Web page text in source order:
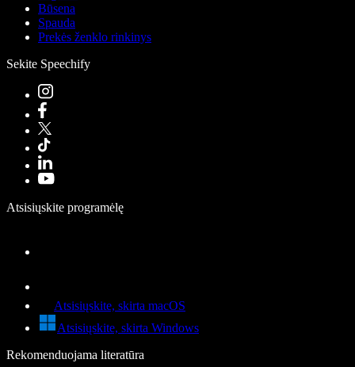
Būsena
Spauda
Prekės ženklo rinkinys
Sekite Speechify
Atsisiųskite programėlę
Atsisiųskite, skirta macOS
Atsisiųskite, skirta Windows
Rekomenduojama literatūra